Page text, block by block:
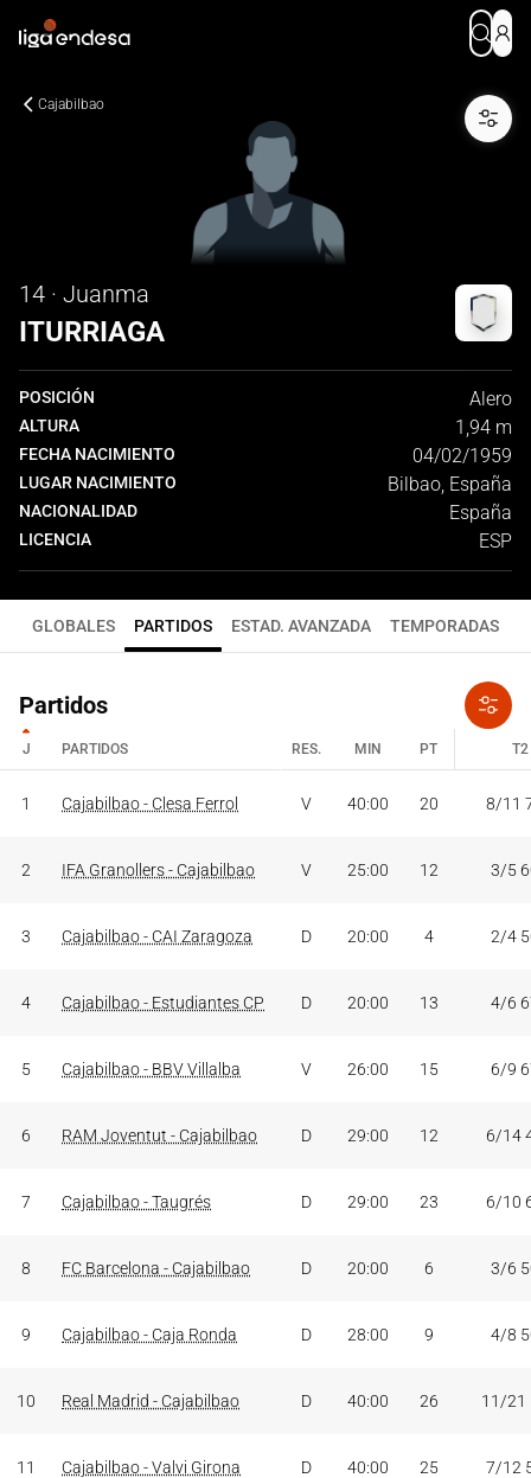
Cajabilbao
14 · Juanma
ITURRIAGA
POSICIÓN Alero
ALTURA 1,94 m
FECHA NACIMIENTO 04/02/1959
LUGAR NACIMIENTO Bilbao, España
NACIONALIDAD España
LICENCIA ESP
GLOBALES PARTIDOS ESTAD. AVANZADA TEMPORADAS
Partidos
J PARTIDOS RES. MIN PT T2
1 Cajabilbao - Clesa Ferrol V 40:00 20 8/11
2 IFA Granollers - Cajabilbao V 25:00 12 3/5
3 Cajabilbao - CAI Zaragoza D 20:00 4 2/4
4 Cajabilbao - Estudiantes CP D 20:00 13 4/6
5 Cajabilbao - BBV Villalba V 26:00 15 6/9
6 RAM Joventut - Cajabilbao D 29:00 12 6/14
7 Cajabilbao - Taugrés D 29:00 23 6/10
8 FC Barcelona - Cajabilbao D 20:00 6 3/6
9 Cajabilbao - Caja Ronda D 28:00 9 4/8
10 Real Madrid - Cajabilbao D 40:00 26 11/21
11 Cajabilbao - Valvi Girona D 40:00 25 7/12